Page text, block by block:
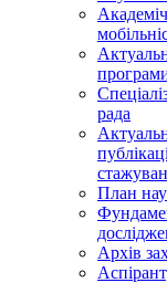
рада
План
Архів